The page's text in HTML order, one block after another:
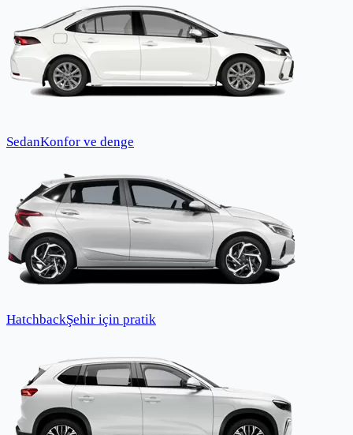
SedanKonfor ve denge
HatchbackŞehir için pratik